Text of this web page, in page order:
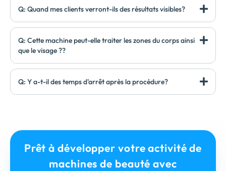
Q: Quand mes clients verront-ils des résultats visibles?
Q: Cette machine peut-elle traiter les zones du corps ainsi
que le visage ??
Q: Y a-t-il des temps d'arrêt après la procédure?
Prêt à développer votre activité de
machines de beauté avec